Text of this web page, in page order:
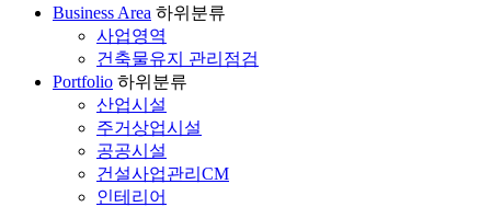
Business Area 하위분류
사업영역
건축물유지 관리점검
Portfolio 하위분류
산업시설
주거상업시설
공공시설
건설사업관리CM
인테리어